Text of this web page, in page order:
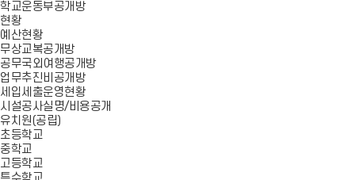
학교운동부공개방
현황
예산현황
무상교복공개방
공무국외여행공개방
업무추진비공개방
세입세출운영현황
시설공사실명/비용공개
유치원(공립)
초등학교
중학교
고등학교